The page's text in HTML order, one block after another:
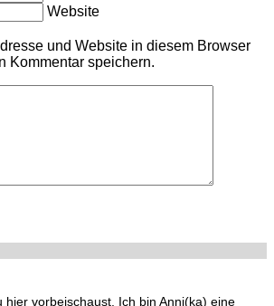
Website
und Website in diesem Browser
Kommentar speichern.
hier vorbeischaust. Ich bin Anni(ka) eine